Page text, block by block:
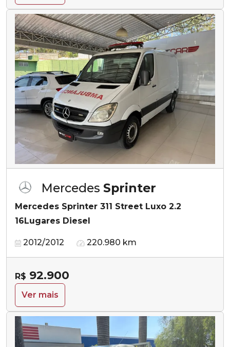
Mercedes Sprinter
Mercedes Sprinter 311 Street Luxo 2.2
16Lugares Diesel
2012/2012 220.980 km
R$ 92.900
Ver mais